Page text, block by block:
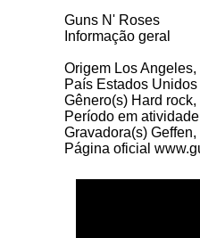
Guns N' Roses
Informação geral
Origem Los Angeles,
País Estados Unidos
Gênero(s) Hard
Período em
Gravadora(s)
Página oficial